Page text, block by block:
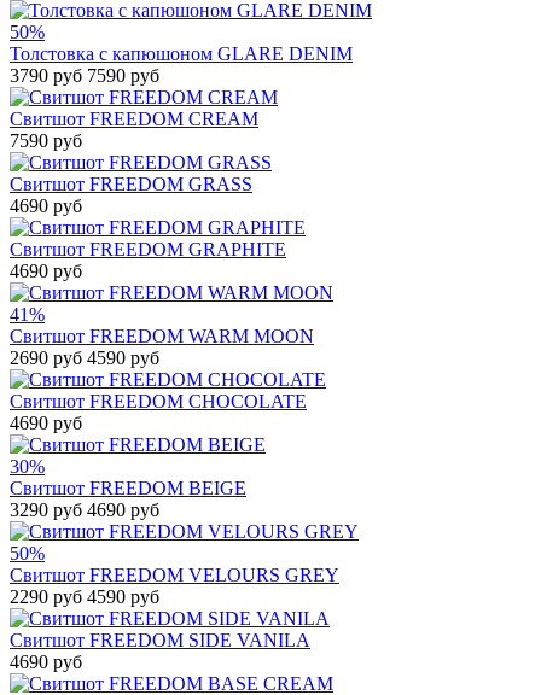
50%
Толстовка с капюшоном GLARE DENIM
3790 руб 7590 руб
Свитшот FREEDOM CREAM
7590 руб
Свитшот FREEDOM GRASS
4690 руб
Свитшот FREEDOM GRAPHITE
4690 руб
41%
Свитшот FREEDOM WARM MOON
2690 руб 4590 руб
Свитшот FREEDOM CHOCOLATE
4690 руб
30%
Свитшот FREEDOM BEIGE
3290 руб 4690 руб
50%
Свитшот FREEDOM VELOURS GREY
2290 руб 4590 руб
Свитшот FREEDOM SIDE VANILA
4690 руб